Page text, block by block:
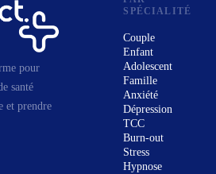
pour
santé
et prendre
SPÉCIALITÉ
Couple
Enfant
Adolescent
Famille
Anxiété
Dépression
TCC
Burn-out
Stress
Hypnose